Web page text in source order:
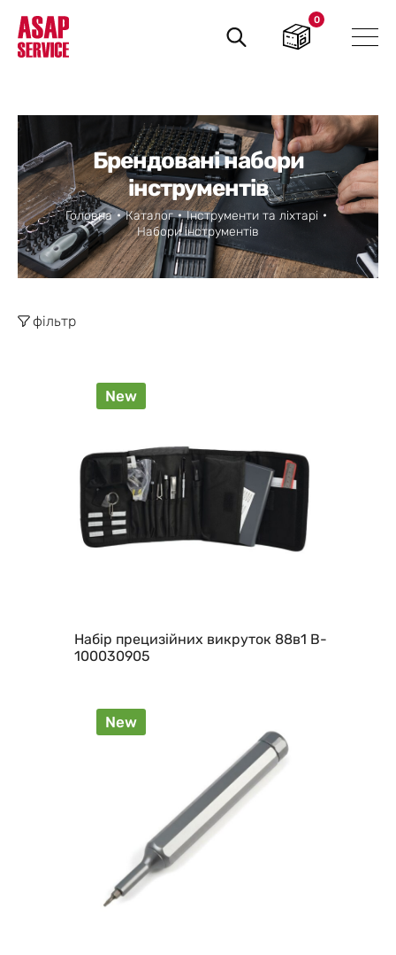
Пошук
товарів
0
Брендовані набори
інструментів
Головна Каталог
Інструменти та ліхтарі
Набори інструментів
фільтр
New
Набір прецизійних викруток 88в1 B-
100030905
New